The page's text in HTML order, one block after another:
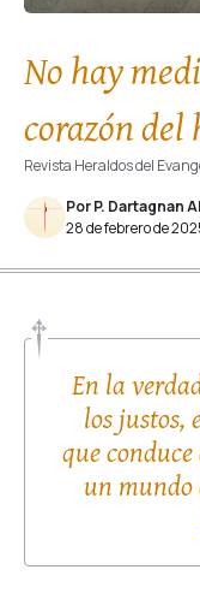
No hay
corazón del
Revista Heraldos del
Por P. Dartagnan
28 de febrero de
En la
los justos,
que
un